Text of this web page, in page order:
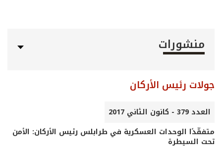
منشورات
جولات رئيس الأركان
العدد 379 - كانون الثاني 2017
متفقّدًا الوحدات العسكرية في طرابلس رئيس الأركان: الأمن
تحت السيطرة